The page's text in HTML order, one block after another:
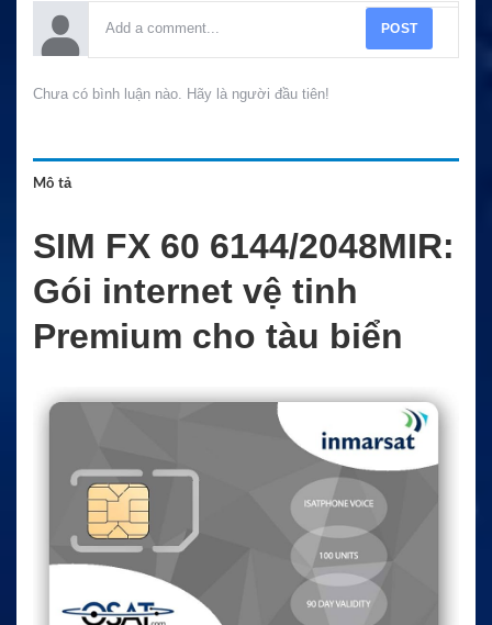
POST
Chưa có bình luận nào. Hãy là người đầu tiên!
Mô tả
SIM FX 60 6144/2048MIR:
Gói internet vệ tinh
Premium cho tàu biển